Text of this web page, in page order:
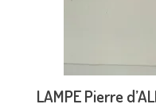
LAMPE Pierre